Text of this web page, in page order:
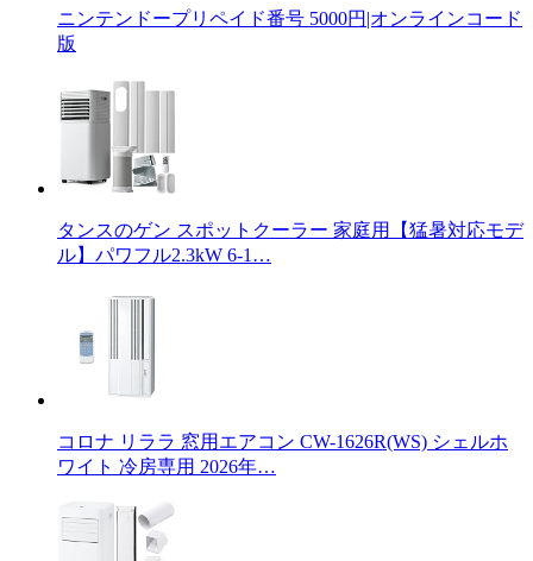
ニンテンドープリペイド番号 5000円|オンラインコード
版
タンスのゲン スポットクーラー 家庭用【猛暑対応モデ
ル】パワフル2.3kW 6-1…
コロナ リララ 窓用エアコン CW-1626R(WS) シェルホ
ワイト 冷房専用 2026年…